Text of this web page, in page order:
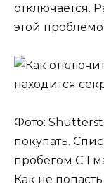
отключается.
этой
Фото:
покупать.
пробегом С 1
Как не